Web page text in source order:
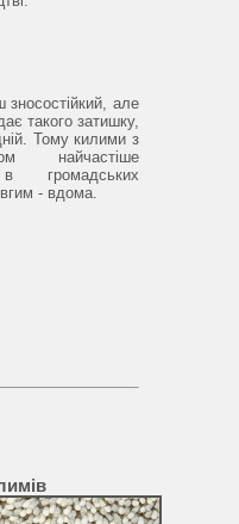
зносостійкий, але
такого затишку,
Тому килими з
найчастіше
в громадських
- вдома.